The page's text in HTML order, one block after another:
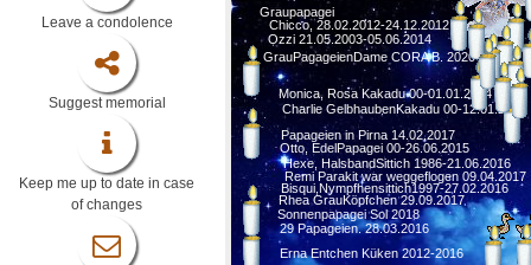
Leave a condolence
Suggest memorial
Keep me up to date in case
of changes
Chicco, 28.02.2012-24.12.2012
Monica, Rosa Kakadu 00-01.01.2014
Charlie GelbhaubenKakadu 00-12.01.2015
Otto, EdelPapagei 00-26.06.2015
Bisqui,Nympfhensittich1997-27.02.2016
29 Papageien. 28.03.2016
Hexe, HalsbandSittich 1986-21.06.2016
Erna Entchen Küken 2012-2016
Papageien in Pirna 14.02.2017
Remi Parakit war weggeflogen 09.04.2017
Rhea GrauKöpfchen 29.09.2017
Sonnenpapagei Sol 2018
Ozzi 21.05.2003-05.06.2014
Graupapagei
GrauPagageienDame CORA B. 2020